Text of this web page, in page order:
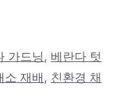
가드닝 , 베란다 텃
소 재배, 친환경 채